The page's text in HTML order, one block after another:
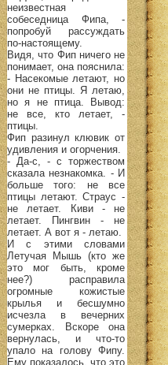
неизвестная
собеседница Фипа, -
попробуй рассуждать
по-настоящему.
Видя, что Фип ничего не
понимает, она пояснила:
- Насекомые летают, но
они не птицы. Я летаю,
но я не птица. Вывод:
не все, кто летает, -
птицы.
Фип разинул клювик от
удивления и огорчения.
- Да-с, - с торжеством
сказала незнакомка. - И
больше того: не все
птицы летают. Страус -
не летает. Киви - не
летает. Пингвин - не
летает. А вот я - летаю.
И с этими словами
Летучая Мышь (кто же
это мог быть, кроме
нее?) расправила
огромные кожистые
крылья и бесшумно
исчезла в вечерних
сумерках. Вскоре она
вернулась, и что-то
упало на голову Фипу.
Ему показалось, что это